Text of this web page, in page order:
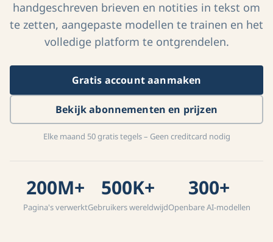
Maak een gratis account aan om
handgeschreven brieven en notities in tekst om
te zetten, aangepaste modellen te trainen en het
volledige platform te ontgrendelen.
Gratis account aanmaken
Bekijk abonnementen en prijzen
200M+ 500K+ 300+